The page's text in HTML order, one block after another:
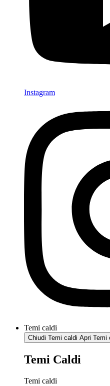
Instagram
Temi caldi
Chiudi Temi caldi Apri Temi
Temi Caldi
Temi caldi